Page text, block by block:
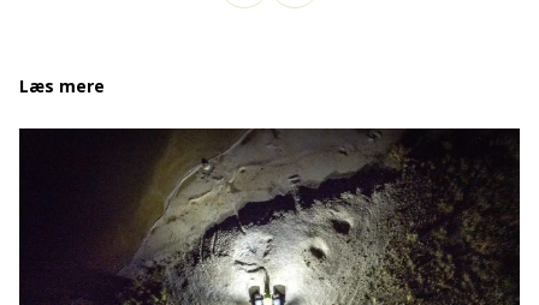
Læs mere